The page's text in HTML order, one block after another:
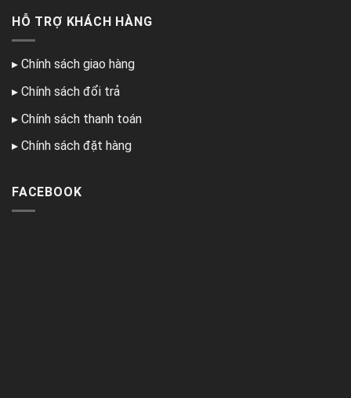
HỖ TRỢ KHÁCH HÀNG
▸ Chính sách giao hàng
▸ Chính sách đổi trả
▸ Chính sách thanh toán
▸ Chính sách đặt hàng
FACEBOOK